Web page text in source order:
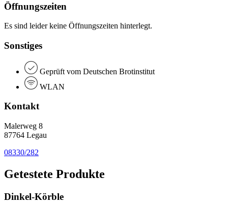
Öffnungszeiten
Es sind leider keine Öffnungszeiten hinterlegt.
Sonstiges
Geprüft vom Deutschen Brotinstitut
WLAN
Kontakt
Malerweg 8
87764 Legau
08330/282
Getestete Produkte
Dinkel-Körble